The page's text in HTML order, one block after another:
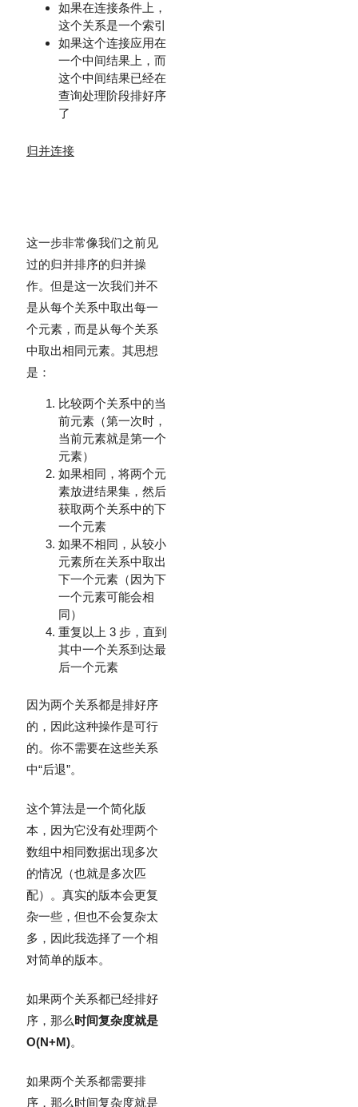
如果在连接条件上，
这个关系是一个索引
如果这个连接应用在
一个中间结果上，而
这个中间结果已经在
查询处理阶段排好序
了
归并连接
这一步非常像我们之前见
过的归并排序的归并操
作。但是这一次我们并不
是从每个关系中取出每一
个元素，而是从每个关系
中取出相同元素。其思想
是：
比较两个关系中的当
前元素（第一次时，
当前元素就是第一个
元素）
如果相同，将两个元
素放进结果集，然后
获取两个关系中的下
一个元素
如果不相同，从较小
元素所在关系中取出
下一个元素（因为下
一个元素可能会相
同）
重复以上 3 步，直到
其中一个关系到达最
后一个元素
因为两个关系都是排好序
的，因此这种操作是可行
的。你不需要在这些关系
中“后退”。
这个算法是一个简化版
本，因为它没有处理两个
数组中相同数据出现多次
的情况（也就是多次匹
配）。真实的版本会更复
杂一些，但也不会复杂太
多，因此我选择了一个相
对简单的版本。
如果两个关系都已经排好
序，那么时间复杂度就是
O(N+M)。
如果两个关系都需要排
序，那么时间复杂度就是